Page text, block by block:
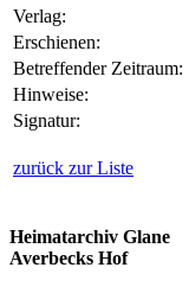
Verlag:
Erschienen:
Betreffender Zeitraum:
Hinweise:
Signatur:
zurück zur Liste
Heimatarchiv Glane
Averbecks Hof